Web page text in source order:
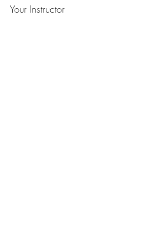
Your Instructor